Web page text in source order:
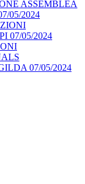
ASSEMBLEA
05/2024
07/05/2024
07/05/2024